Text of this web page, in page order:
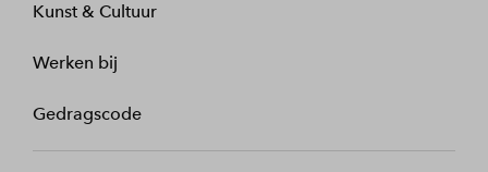
Kunst & Cultuur
Werken bij
Gedragscode